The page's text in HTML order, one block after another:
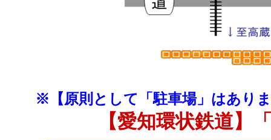
※【原則として「駐車場」はあり
【愛知環状鉄道】